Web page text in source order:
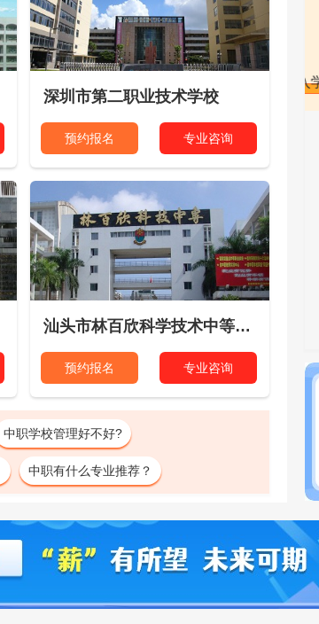
深圳市第二职业技术学校
预约报名 专业咨询
汕头市林百欣科学技术中等专业学校
预约报名 专业咨询
中职学校管理好不好?
中职有什么专业推荐？
3 4